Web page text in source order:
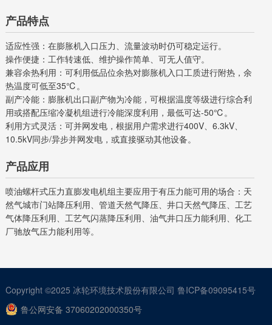
产品特点
适应性强：在膨胀机入口压力、流量波动时仍可稳定运行。
操作便捷：工作转速低、维护操作简单、可无人值守。
兼容余热利用：可利用低品位余热对膨胀机入口工质进行附热，余
热温度可低至35℃。
副产冷能：膨胀机出口副产物为冷能，可根据温度等级进行综合利
用或搭配压缩冷凝机组进行冷能深度利用，最低可达-50℃。
利用方式灵活：可并网发电，根据用户需求进行400V、6.3kV、
10.5kV同步/异步并网发电，或直接驱动其他设备。
产品应用
喷油螺杆式压力直膨发电机组主要应用于有压力能可用的场合：天
然气城市门站降压利用、管道天然气降压、井口天然气降压、工艺
气体降压利用、工艺气闪蒸降压利用、油气井口压力能利用、化工
厂驰放气压力能利用等。
Copyright ©2025 冰轮环境技术股份有限公司 鲁ICP备09095415号
鲁公网安备 37060202000350号